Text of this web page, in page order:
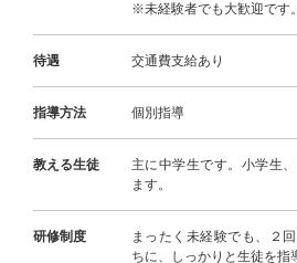
※未経験者でも大歓迎です。
待遇 交通費支給あり
指導方法 個別指導
教える生徒
主に中学生です。小学生
ます。
研修制度
まったく未経験でも、２
ちに、しっかりと生徒を指